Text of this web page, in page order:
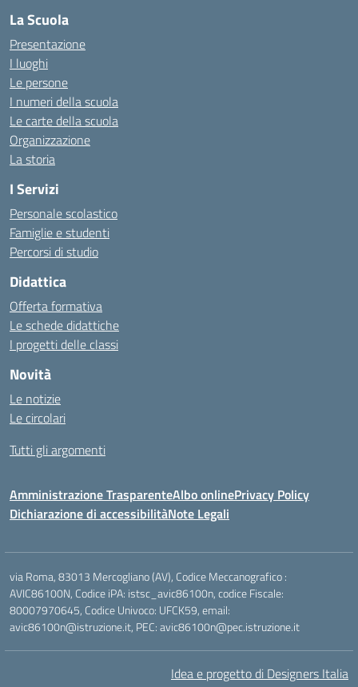
La Scuola
Presentazione
I luoghi
Le persone
I numeri della scuola
Le carte della scuola
Organizzazione
La storia
I Servizi
Personale scolastico
Famiglie e studenti
Percorsi di studio
Didattica
Offerta formativa
Le schede didattiche
I progetti delle classi
Novità
Le notizie
Le circolari
Tutti gli argomenti
Amministrazione TrasparenteAlbo onlinePrivacy Policy
Dichiarazione di accessibilitàNote Legali
via Roma, 83013 Mercogliano (AV), Codice Meccanografico :
AVIC86100N, Codice iPA: istsc_avic86100n, codice Fiscale:
80007970645, Codice Univoco: UFCK59, email:
avic86100n@istruzione.it, PEC: avic86100n@pec.istruzione.it
Idea e progetto di Designers Italia